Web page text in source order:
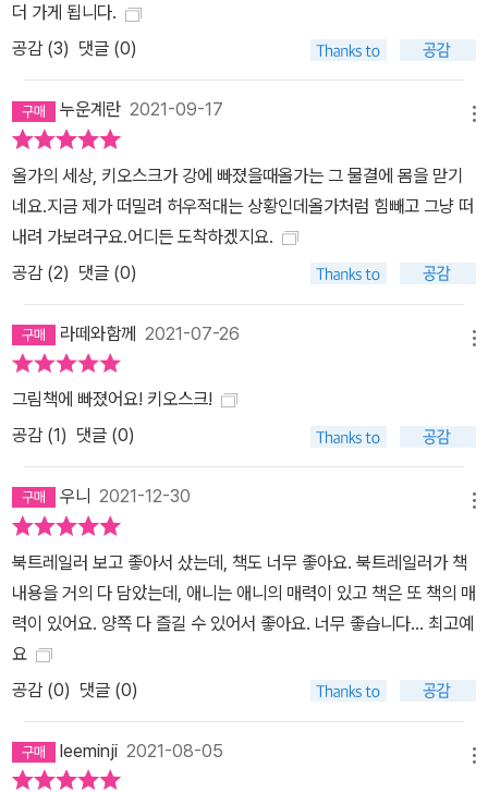
더 가게 됩니다.
공감 (3) 댓글 (0)
누운계란 2021-09-17
올가의 세상, 키오스크가 강에 빠졌을때올가는 그 물결에 몸을 맏기
네요.지금 제가 떠밀려 허우적대는 상황인데올가처럼 힘빼고 그냥 떠
내려 가보려구요.어디든 도착하겠지요.
공감 (2) 댓글 (0)
라떼와함께 2021-07-26
그림책에 빠졌어요! 키오스크!
공감 (1) 댓글 (0)
우니 2021-12-30
북트레일러 보고 좋아서 샀는데, 책도 너무 좋아요. 북트레일러가 책
내용을 거의 다 담았는데, 애니는 애니의 매력이 있고 책은 또 책의 매
력이 있어요. 양쪽 다 즐길 수 있어서 좋아요. 너무 좋습니다… 최고예
요
공감 (0) 댓글 (0)
leeminji 2021-08-05